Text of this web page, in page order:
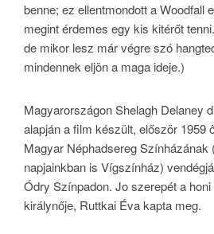
benne; ez ellentmondott a Woodfall
megint érdemes egy kis kitérőt
de mikor lesz már végre szó
mindennek eljön a maga ideje.)
Magyarországon Shelagh Delaney
alapján a film készült, először 1959
Magyar Néphadsereg Színházának
napjainkban is Vígszínház)
Ódry Színpadon. Jo szerepét a
királynője, Ruttkai Éva kapta meg.